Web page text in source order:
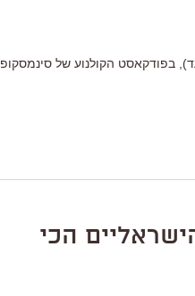
בפודקאסט הקולנוע של סינמסקופ
הכי